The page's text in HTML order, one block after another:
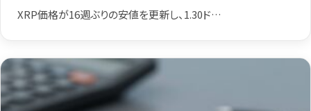
XRP価格が16週ぶりの安値を更新し、1.30ド…